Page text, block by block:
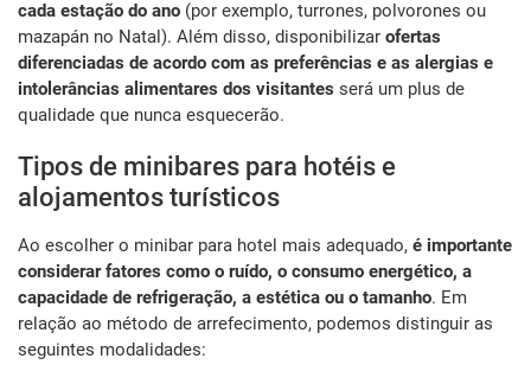
cada estação do ano (por exemplo, turrones, polvorones ou
mazapán no Natal). Além disso, disponibilizar ofertas
diferenciadas de acordo com as preferências e as alergias e
intolerâncias alimentares dos visitantes será um plus de
qualidade que nunca esquecerão.
Tipos de minibares para hotéis e
alojamentos turísticos
Ao escolher o minibar para hotel mais adequado, é importante
considerar fatores como o ruído, o consumo energético, a
capacidade de refrigeração, a estética ou o tamanho. Em
relação ao método de arrefecimento, podemos distinguir as
seguintes modalidades: